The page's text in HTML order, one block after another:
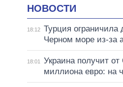
НОВОСТИ
18:12 Турция ограничила
Черном море из-за
18:01
Украина получит
миллиона евро: на